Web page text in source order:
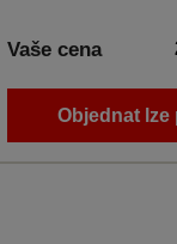
Vaše cena
Objednat